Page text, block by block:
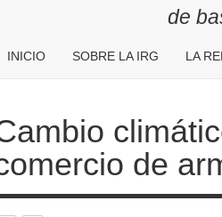
de
INICIO SOBRE LA IRG LA
climático,